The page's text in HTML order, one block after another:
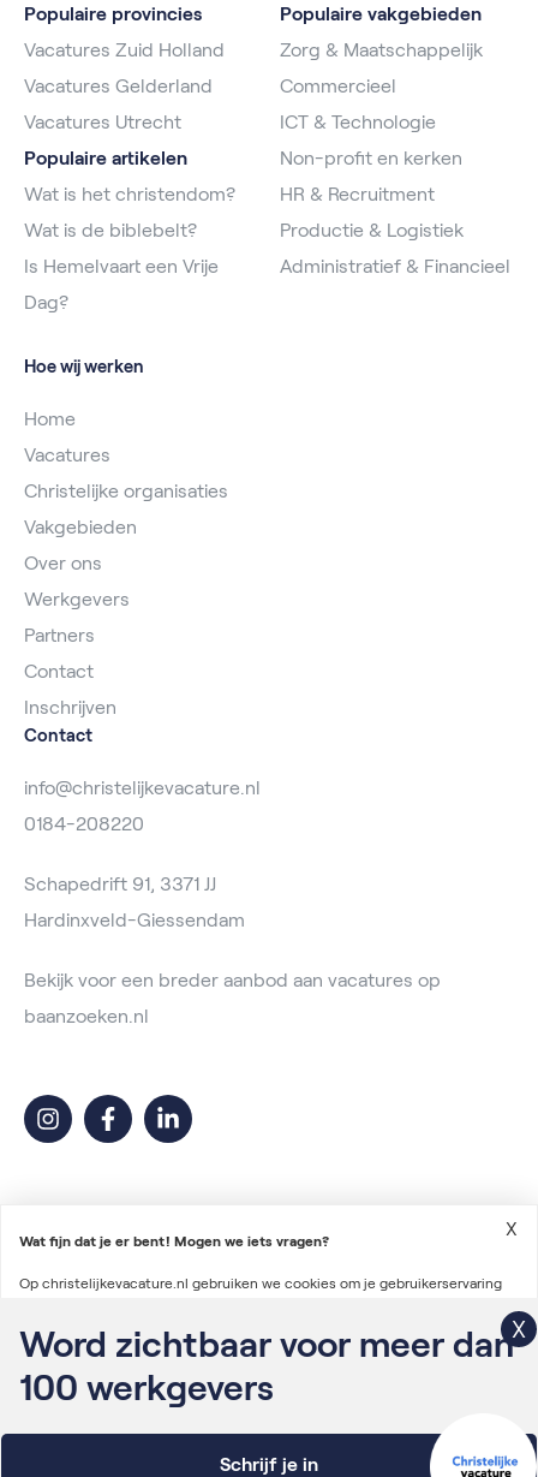
Populaire provincies
Vacatures Zuid Holland
Vacatures Gelderland
Vacatures Utrecht
Populaire artikelen
Wat is het christendom?
Wat is de biblebelt?
Is Hemelvaart een Vrije
Dag?
Populaire vakgebieden
Zorg & Maatschappelijk
Commercieel
ICT & Technologie
Non-profit en kerken
HR & Recruitment
Productie & Logistiek
Administratief & Financieel
Hoe wij werken
Home
Vacatures
Christelijke organisaties
Vakgebieden
Over ons
Werkgevers
Partners
Contact
Inschrijven
Contact
info@christelijkevacature.nl
0184-208220
Schapedrift 91, 3371 JJ
Hardinxveld-Giessendam
Bekijk voor een breder aanbod aan vacatures op
baanzoeken.nl
2026 © Christelijke Vacature
Voorwaarden vacatureplaatsing
Algemene voorwaarden
Onderdeel van Irys Vacaturelab
Wat fijn dat je er bent! Mogen we iets vragen?
Op christelijkevacature.nl gebruiken we cookies om je gebruikerservaring
te verbeteren en advertenties te personaliseren. We gebruiken ook cookies
om gegevens te verzamelen voor het personaliseren van content en het
meten van de effectiviteit van onze advertenties via derde partijen.
X
Word zichtbaar voor meer dan
100 werkgevers
Schrijf je in